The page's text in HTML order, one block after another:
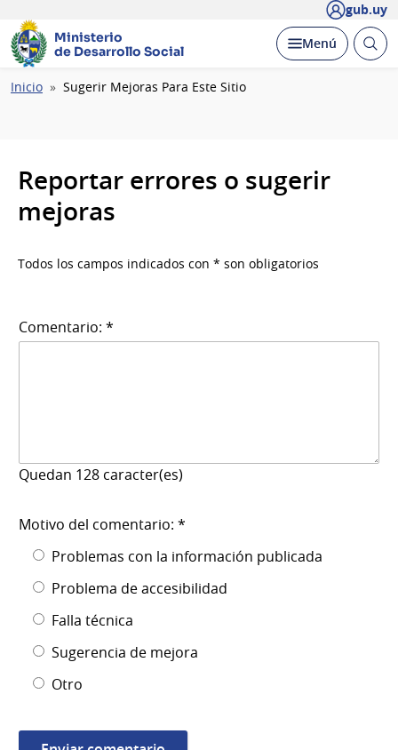
gub.uy
Ministerio
de Desarrollo Social
Desplegar
Menú Abrir
Ruta
Inicio Sugerir Mejoras Para Este Sitio
Reportar errores o sugerir
mejoras
Todos los campos indicados con * son obligatorios
Comentario: *
Quedan 128 caracter(es)
Motivo del comentario: *
Problemas con la información publicada
Problema de accesibilidad
Falla técnica
Sugerencia de mejora
Otro